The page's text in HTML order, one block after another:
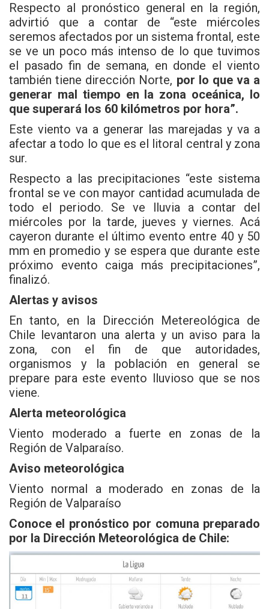
Respecto al pronóstico general en la región,
advirtió que a contar de “este miércoles
seremos afectados por un sistema frontal, este
se ve un poco más intenso de lo que tuvimos
el pasado fin de semana, en donde el viento
también tiene dirección Norte, por lo que va a
generar mal tiempo en la zona oceánica, lo
que superará los 60 kilómetros por hora”.
Este viento va a generar las marejadas y va a
afectar a todo lo que es el litoral central y zona
sur.
Respecto a las precipitaciones “este sistema
frontal se ve con mayor cantidad acumulada de
todo el periodo. Se ve lluvia a contar del
miércoles por la tarde, jueves y viernes. Acá
cayeron durante el último evento entre 40 y 50
mm en promedio y se espera que durante este
próximo evento caiga más precipitaciones”,
finalizó.
Alertas y avisos
En tanto, en la Dirección Metereológica de
Chile levantaron una alerta y un aviso para la
zona, con el fin de que autoridades,
organismos y la población en general se
prepare para este evento lluvioso que se nos
viene.
Alerta meteorológica
Viento moderado a fuerte en zonas de la
Región de Valparaíso.
Aviso meteorológica
Viento normal a moderado en zonas de la
Región de Valparaíso
Conoce el pronóstico por comuna preparado
por la Dirección Meteorológica de Chile: